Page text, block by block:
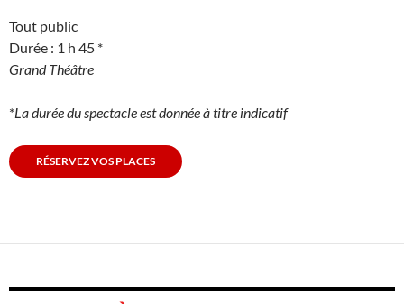
Tout public
Durée : 1 h 45 *
Grand Théâtre
*La durée du spectacle est donnée à titre indicatif
RÉSERVEZ VOS PLACES